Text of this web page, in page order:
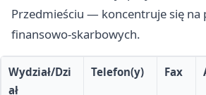
Przedmieściu — koncentruje się na
finansowo-skarbowych.
Wydział/Dzi
ał
Telefon(y) Fax